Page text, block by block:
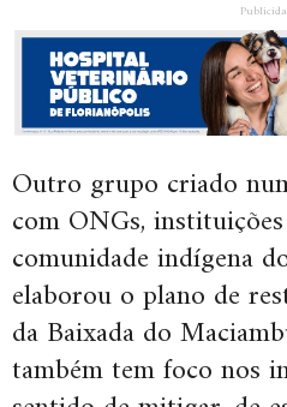
Outro grupo criado
com ONGs,
comunidade indígena
elaborou o plano de
da Baixada do
também tem foco nos